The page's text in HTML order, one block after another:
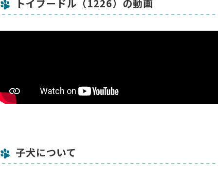
トイプードル（1226）の動画
子犬について